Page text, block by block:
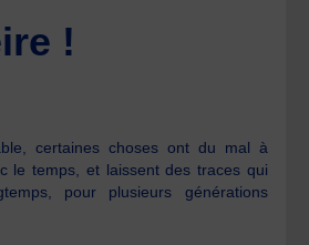
!
certaines choses ont du mal à
le temps, et laissent des traces qui
pour plusieurs générations